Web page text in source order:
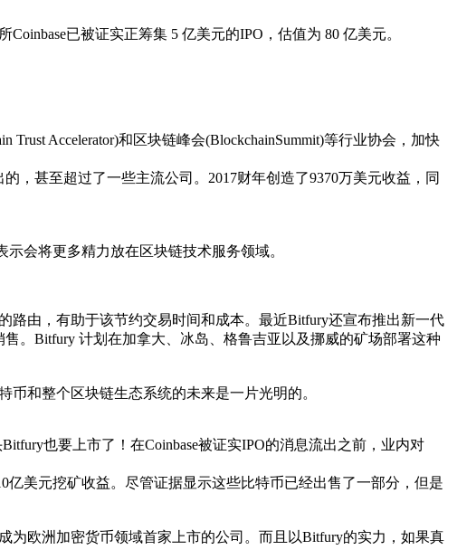
已被证实正筹集 5 亿美元的IPO，估值为 80 亿美元。
Accelerator)和区块链峰会(BlockchainSummit)等行业协会，加快
甚至超过了一些主流公司。2017财年创造了9370万美元收益，同
会将更多精力放在区块链技术服务领域。
由，有助于该节约交易时间和成本。最近Bitfury还宣布推出新一代
。Bitfury 计划在加拿大、冰岛、格鲁吉亚以及挪威的矿场部署这种
和整个区块链生态系统的未来是一片光明的。
也要上市了！在Coinbase被证实IPO的消息流出之前，业内对
美元挖矿收益。尽管证据显示这些比特币已经出售了一部分，但是
欧洲加密货币领域首家上市的公司。而且以Bitfury的实力，如果真